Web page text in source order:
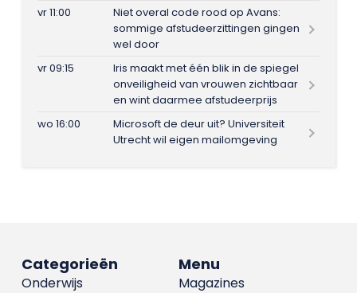
vr 11:00
Niet overal code rood op Avans:
sommige afstudeerzittingen gingen
wel door
vr 09:15
Iris maakt met één blik in de spiegel
onveiligheid van vrouwen zichtbaar
en wint daarmee afstudeerprijs
wo 16:00
Microsoft de deur uit? Universiteit
Utrecht wil eigen mailomgeving
Menu
Magazines
Categorieën
Onderwijs